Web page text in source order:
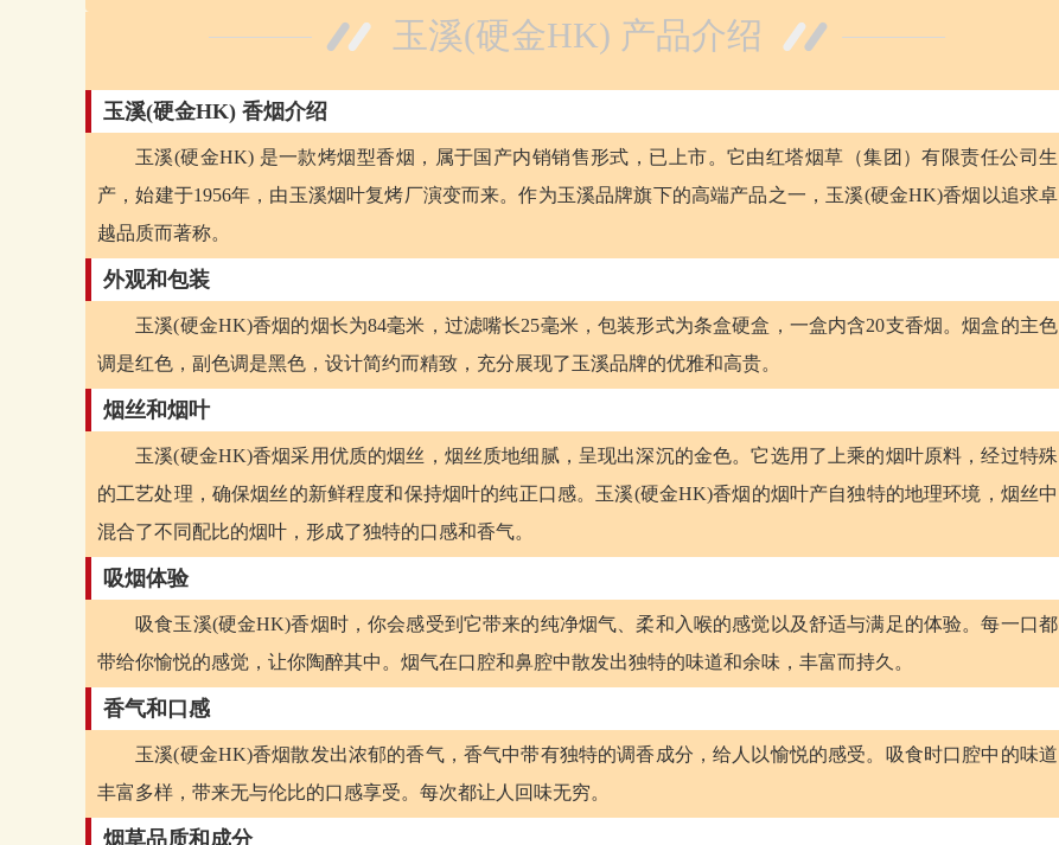
玉溪(硬金HK) 产品介绍
玉溪(硬金HK) 香烟介绍
玉溪(硬金HK) 是一款烤烟型香烟，属于国产内销销售形式，已上市。它由红塔烟草（集团）有限责任公司生
产，始建于1956年，由玉溪烟叶复烤厂演变而来。作为玉溪品牌旗下的高端产品之一，玉溪(硬金HK)香烟以追求卓
越品质而著称。
外观和包装
玉溪(硬金HK)香烟的烟长为84毫米，过滤嘴长25毫米，包装形式为条盒硬盒，一盒内含20支香烟。烟盒的主色
调是红色，副色调是黑色，设计简约而精致，充分展现了玉溪品牌的优雅和高贵。
烟丝和烟叶
玉溪(硬金HK)香烟采用优质的烟丝，烟丝质地细腻，呈现出深沉的金色。它选用了上乘的烟叶原料，经过特殊
的工艺处理，确保烟丝的新鲜程度和保持烟叶的纯正口感。玉溪(硬金HK)香烟的烟叶产自独特的地理环境，烟丝中
混合了不同配比的烟叶，形成了独特的口感和香气。
吸烟体验
吸食玉溪(硬金HK)香烟时，你会感受到它带来的纯净烟气、柔和入喉的感觉以及舒适与满足的体验。每一口都
带给你愉悦的感觉，让你陶醉其中。烟气在口腔和鼻腔中散发出独特的味道和余味，丰富而持久。
香气和口感
玉溪(硬金HK)香烟散发出浓郁的香气，香气中带有独特的调香成分，给人以愉悦的感受。吸食时口腔中的味道
丰富多样，带来无与伦比的口感享受。每次都让人回味无穷。
烟草品质和成分